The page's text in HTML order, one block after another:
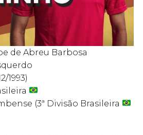
de Abreu Barbosa
1993)
(3ª Divisão Brasileira